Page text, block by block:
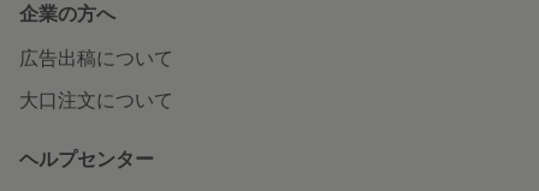
企業の方へ
広告出稿について
大口注文について
ヘルプセンター